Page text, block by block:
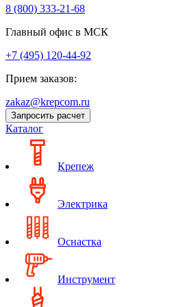
8 (800) 333‑21-68
Главный офис в МСК
+7 (495) 120-44-92
Прием заказов:
zakaz@krepcom.ru
Запросить расчет
Каталог
Крепеж
Электрика
Оснастка
Инструмент